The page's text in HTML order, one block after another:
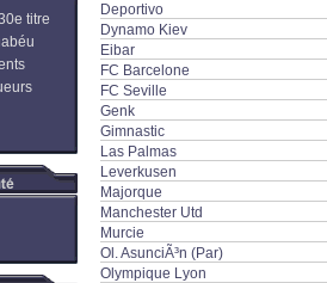
titre
Deportivo
Dynamo Kiev
Eibar
FC Barcelone
FC Seville
Genk
Gimnastic
Las Palmas
Leverkusen
Majorque
Manchester Utd
Murcie
Ol. AsunciÃ³n (Par)
Olympique Lyon